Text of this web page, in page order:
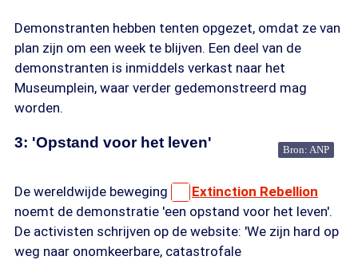
Demonstranten hebben tenten opgezet, omdat ze van
plan zijn om een week te blijven. Een deel van de
demonstranten is inmiddels verkast naar het
Museumplein, waar verder gedemonstreerd mag
worden.
3: 'Opstand voor het leven' Bron: ANP
De wereldwijde beweging
Extinction Rebellion
noemt de demonstratie 'een opstand voor het leven'.
De activisten schrijven op de website: 'We zijn hard op
weg naar onomkeerbare, catastrofale